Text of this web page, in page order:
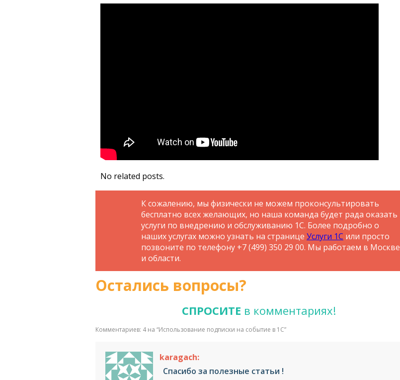
No related posts.
К сожалению, мы физически не можем проконсультировать
бесплатно всех желающих, но наша команда будет рада оказать
услуги по внедрению и обслуживанию 1С. Более подробно о
наших услугах можно узнать на странице Услуги 1С или просто
позвоните по телефону +7 (499) 350 29 00. Мы работаем в Москве
и области.
Остались вопросы?
СПРОСИТЕ в комментариях!
Комментариев: 4 на “Использование подписки на событие в 1С”
karagach:
Спасибо за полезные статьи !